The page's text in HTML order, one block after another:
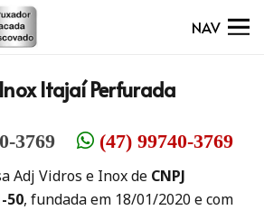
NAV
Itajaí Perfurada
3769 (47) 99740-3769
Adj Vidros e Inox de CNPJ
50, fundada em 18/01/2020 e com